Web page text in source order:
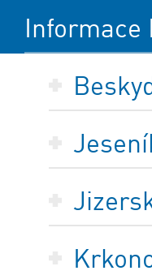
Informace